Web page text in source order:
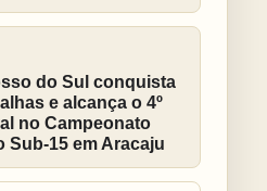
do Sul conquista
e alcança o 4º
no Campeonato
Sub-15 em Aracaju